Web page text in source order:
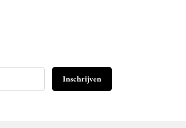
Inschrijven